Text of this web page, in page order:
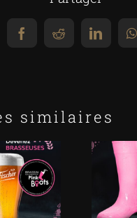
FacebookReddit
similaires
2022